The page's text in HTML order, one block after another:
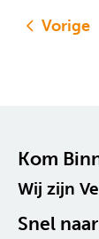
Vorige
Kom
Wij zijn
Snel naar